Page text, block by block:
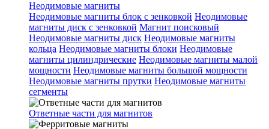
Неодимовые магниты
Неодимовые магниты блок с зенковкой Неодимовые
магниты диск с зенковкой Магнит поисковый
Неодимовые магниты диск Неодимовые магниты
кольца Неодимовые магниты блоки Неодимовые
магниты цилиндрические Неодимовые магниты малой
мощности Неодимовые магниты большой мощности
Неодимовые магниты прутки Неодимовые магниты
сегменты
Ответные части для магнитов